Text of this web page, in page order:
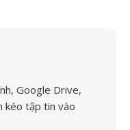
Google Drive,
kéo tập tin vào